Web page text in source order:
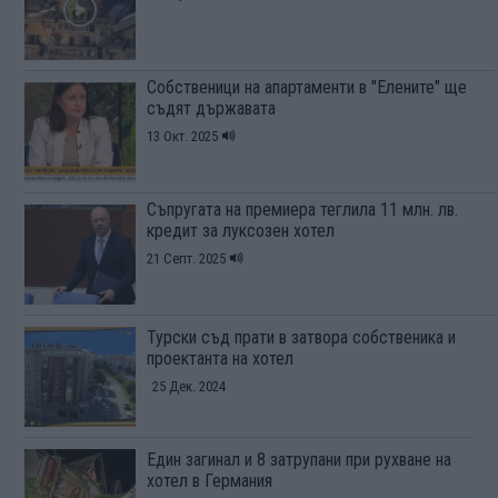
Собственици на апартаменти в "Елените" ще
съдят държавата
13 Окт. 2025
Съпругата на премиера теглила 11 млн. лв.
кредит за луксозен хотел
21 Септ. 2025
Турски съд прати в затвора собственика и
проектанта на хотел
25 Дек. 2024
Един загинал и 8 затрупани при рухване на
хотел в Германия